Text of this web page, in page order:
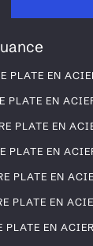
PLATE EN
PLATE EN
PLATE EN
PLATE EN
PLATE EN
PLATE EN
PLATE EN